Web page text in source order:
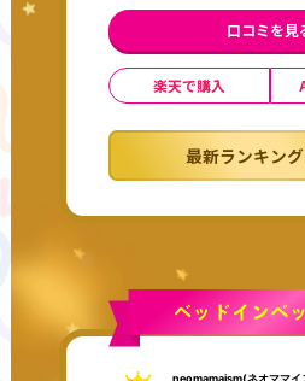
口コミを見
楽天で購入
最新ランキン
neomamaism(ネオママイ